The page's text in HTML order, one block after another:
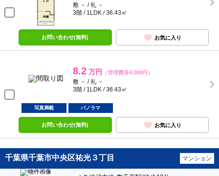
敷 － / 礼 －
3階 / 1LDK / 36.43㎡
お問い合わせ(無料) お気に入り
8.2 万円 （管理費等4,000円）
敷 － / 礼 －
3階 / 1LDK / 36.43㎡
写真満載 パノラマ
お問い合わせ(無料) お気に入り
千葉県千葉市中央区祐光３丁目 マンション